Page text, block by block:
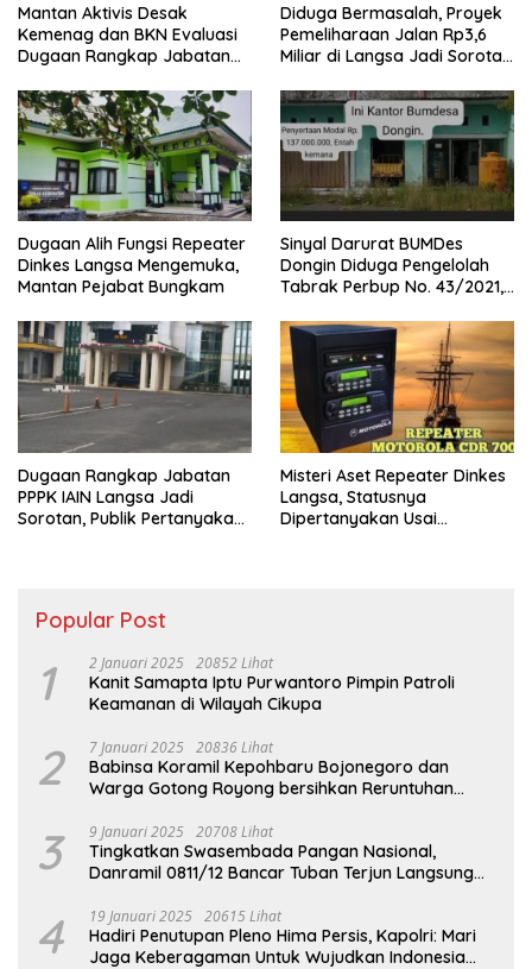
Mantan Aktivis Desak
Kemenag dan BKN Evaluasi
Dugaan Rangkap Jabatan
Diduga Bermasalah, Proyek
Pemeliharaan Jalan Rp3,6
Miliar di Langsa Jadi Sorotan
Dugaan Alih Fungsi Repeater
Dinkes Langsa Mengemuka,
Mantan Pejabat Bungkam
Sinyal Darurat BUMDes
Dongin Diduga Pengelolah
Tabrak Perbup No. 43/2021,
Kontrol Sosial Desak APH
Usut Tuntas.
Dugaan Rangkap Jabatan
PPPK IAIN Langsa Jadi
Sorotan, Publik Pertanyakan
Misteri Aset Repeater Dinkes
Langsa, Statusnya
Dipertanyakan Usai
Popular Post
1 2 Januari 2025 20852 Lihat
Kanit Samapta Iptu Purwantoro Pimpin Patroli
Keamanan di Wilayah Cikupa
2 7 Januari 2025 20836 Lihat
Babinsa Koramil Kepohbaru Bojonegoro dan
Warga Gotong Royong bersihkan Reruntuhan
3 9 Januari 2025 20708 Lihat
Tingkatkan Swasembada Pangan Nasional,
Danramil 0811/12 Bancar Tuban Terjun Langsung
4 19 Januari 2025 20615 Lihat
Hadiri Penutupan Pleno Hima Persis, Kapolri: Mari
Jaga Keberagaman Untuk Wujudkan Indonesia